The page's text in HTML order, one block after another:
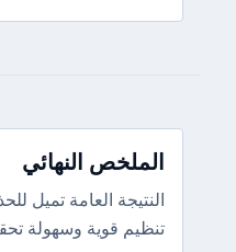
الملخص النهائي
النتيجة العامة تميل
تنظيم قوية وسهولة